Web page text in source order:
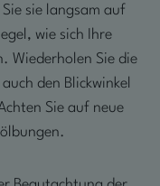
sie langsam auf
wie sich Ihre
Wiederholen Sie die
den Blickwinkel
Sie auf neue